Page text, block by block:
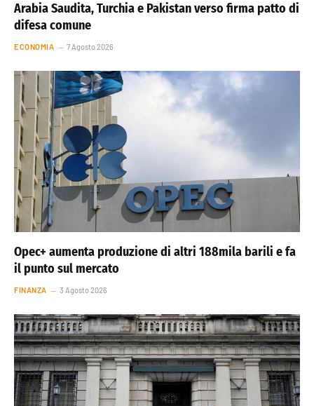
Arabia Saudita, Turchia e Pakistan verso firma patto di
difesa comune
ECONOMIA 7 Agosto 2026
Opec+ aumenta produzione di altri 188mila barili e fa
il punto sul mercato
FINANZA 3 Agosto 2026